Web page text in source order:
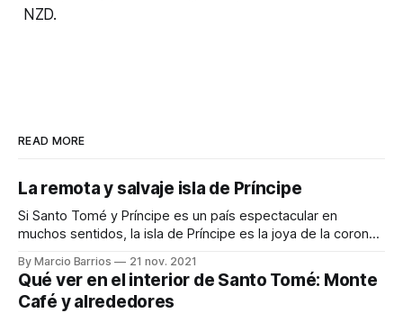
NZD.
READ MORE
La remota y salvaje isla de Príncipe
Si Santo Tomé y Príncipe es un país espectacular en
muchos sentidos, la isla de Príncipe es la joya de la corona
8.000 personas en una extensión de 136 km², la mitad sur
de la isla está prácticamente
By Marcio Barrios 21 nov. 2021
Qué ver en el interior de Santo Tomé: Monte
Café y alrededores